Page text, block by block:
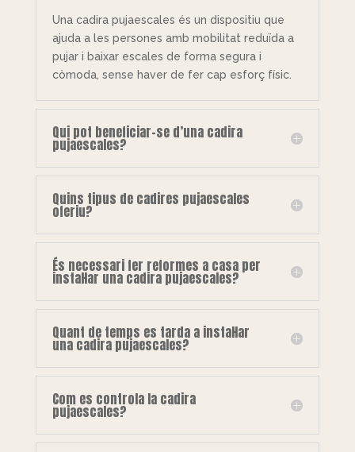
Una cadira pujaescales és un dispositiu que
ajuda a les persones amb mobilitat reduïda a
pujar i baixar escales de forma segura i
còmoda, sense haver de fer cap esforç físic.
Qui pot beneficiar-se d’una cadira
pujaescales?
Quins tipus de cadires pujaescales
oferiu?
És necessari fer reformes a casa per
instal·lar una cadira pujaescales?
Quant de temps es tarda a instal·lar
una cadira pujaescales?
Com es controla la cadira
pujaescales?